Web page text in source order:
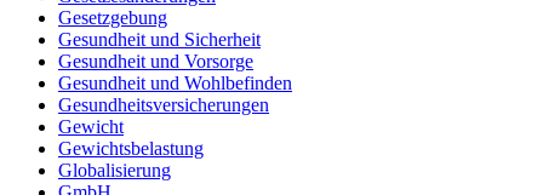
Gesetzgebung
Gesundheit und Sicherheit
Gesundheit und Vorsorge
Gesundheit und Wohlbefinden
Gesundheitsversicherungen
Gewicht
Gewichtsbelastung
Globalisierung